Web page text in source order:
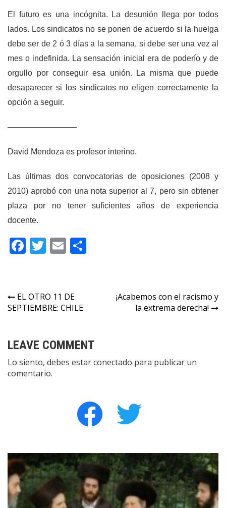
El futuro es una incógnita. La desunión llega por todos
lados. Los sindicatos no se ponen de acuerdo si la huelga
debe ser de 2 ó 3 días a la semana, si debe ser una vez al
mes o indefinida. La sensación inicial era de poderío y de
orgullo por conseguir esa unión. La misma que puede
desaparecer si los sindicatos no eligen correctamente la
opción a seguir.
————————–
David Mendoza es profesor interino.
Las últimas dos convocatorias de oposiciones (2008 y
2010) aprobó con una nota superior al 7, pero sin obtener
plaza por no tener suficientes años de experiencia
docente.
Facebook
Twitter
Email
Navegación
de
EL OTRO 11 DE
SEPTIEMBRE: CHILE
¡Acabemos con el racismo y
la extrema derecha!
LEAVE COMMENT
Lo siento, debes estarconectado para publicar un
comentario.
facebook twitter